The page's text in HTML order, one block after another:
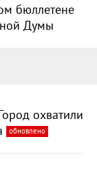
бюллетене
Думы
охватили
обновлено